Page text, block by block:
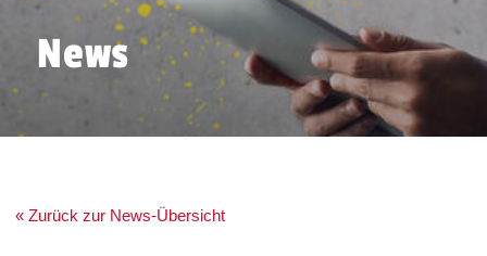
News
« Zurück zur News-Übersicht